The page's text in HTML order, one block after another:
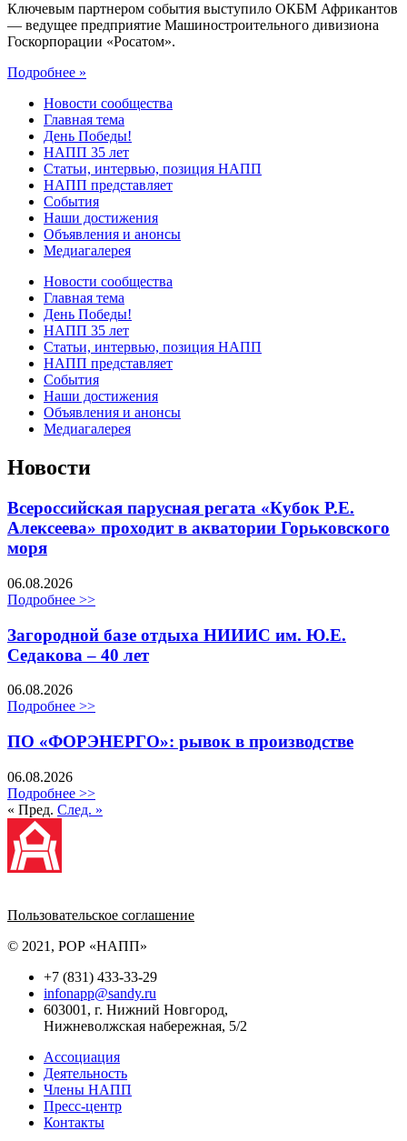
Ключевым партнером события выступило ОКБМ Африкантов
— ведущее предприятие Машиностроительного дивизиона
Госкорпорации «Росатом».
Подробнее »
Новости сообщества
Главная тема
День Победы!
НАПП 35 лет
Статьи, интервью, позиция НАПП
НАПП представляет
События
Наши достижения
Объявления и анонсы
Медиагалерея
Новости сообщества
Главная тема
День Победы!
НАПП 35 лет
Статьи, интервью, позиция НАПП
НАПП представляет
События
Наши достижения
Объявления и анонсы
Медиагалерея
Новости
Всероссийская парусная регата «Кубок Р.Е.
Алексеева» проходит в акватории Горьковского
моря
06.08.2026
Подробнее >>
Загородной базе отдыха НИИИС им. Ю.Е.
Седакова – 40 лет
06.08.2026
Подробнее >>
ПО «ФОРЭНЕРГО»: рывок в производстве
06.08.2026
Подробнее >>
« Пред. След. »
Пользовательское соглашение
© 2021, РОР «НАПП»
+7 (831) 433-33-29
infonapp@sandy.ru
603001, г. Нижний Новгород,
Нижневолжская набережная, 5/2
Ассоциация
Деятельность
Члены НАПП
Пресс-центр
Контакты